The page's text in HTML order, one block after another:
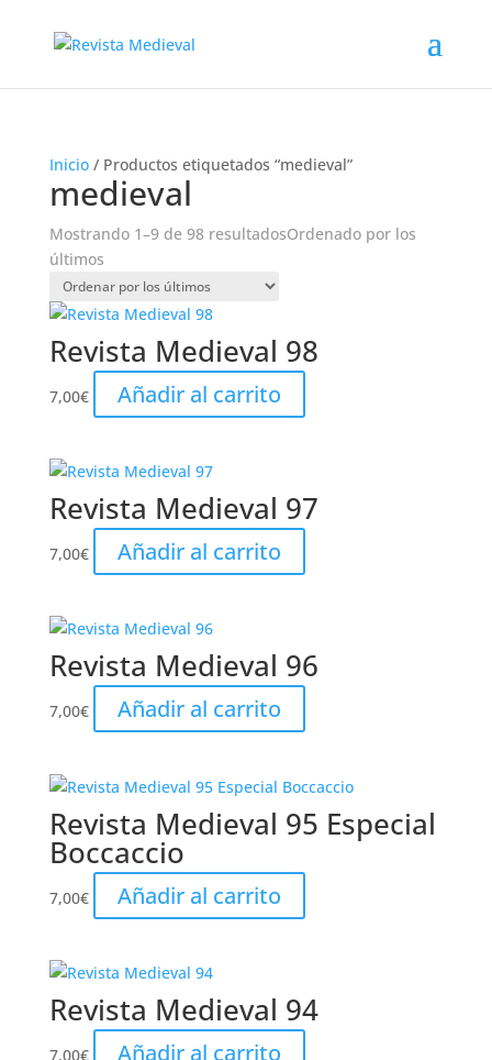
Inicio/ Productos etiquetados “medieval”
medieval
Mostrando 1–9 de 98 resultadosOrdenado por los
últimos
Revista Medieval 98
7,00€ Añadir al carrito
Revista Medieval 97
7,00€ Añadir al carrito
Revista Medieval 96
7,00€ Añadir al carrito
Revista Medieval 95 Especial
Boccaccio
7,00€ Añadir al carrito
Revista Medieval 94
7,00€ Añadir al carrito